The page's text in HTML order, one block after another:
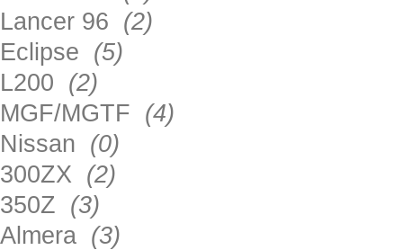
Lancer 96 (2)
Eclipse (5)
L200 (2)
MGF/MGTF (4)
Nissan (0)
300ZX (2)
350Z (3)
Almera (3)